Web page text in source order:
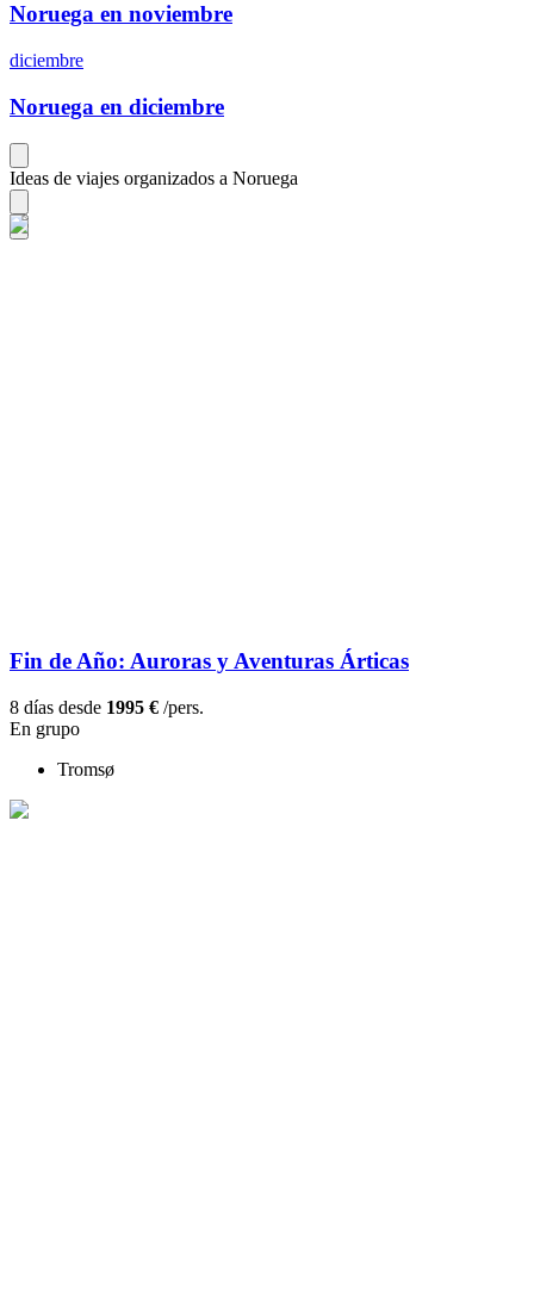
Noruega en noviembre
diciembre
Noruega en diciembre
Ideas de viajes organizados a Noruega
Fin de Año: Auroras y Aventuras Árticas
8 días desde 1995 € /pers.
En grupo
Tromsø